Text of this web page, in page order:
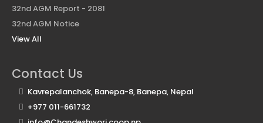
32nd AGM Report - 2081
32nd AGM Notice
View All
Contact Us
Kavrepalanchok, Banepa-8, Banepa, Nepal
+977 011-661732